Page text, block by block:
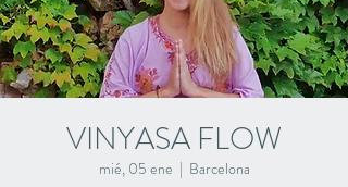
VINYASA FLOW
mié, 05 ene
  |
Barcelona